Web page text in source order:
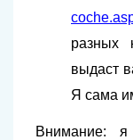
разных
выдаст
Я сама
Внимание: